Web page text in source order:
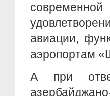
авиации,
аэропортам
А при